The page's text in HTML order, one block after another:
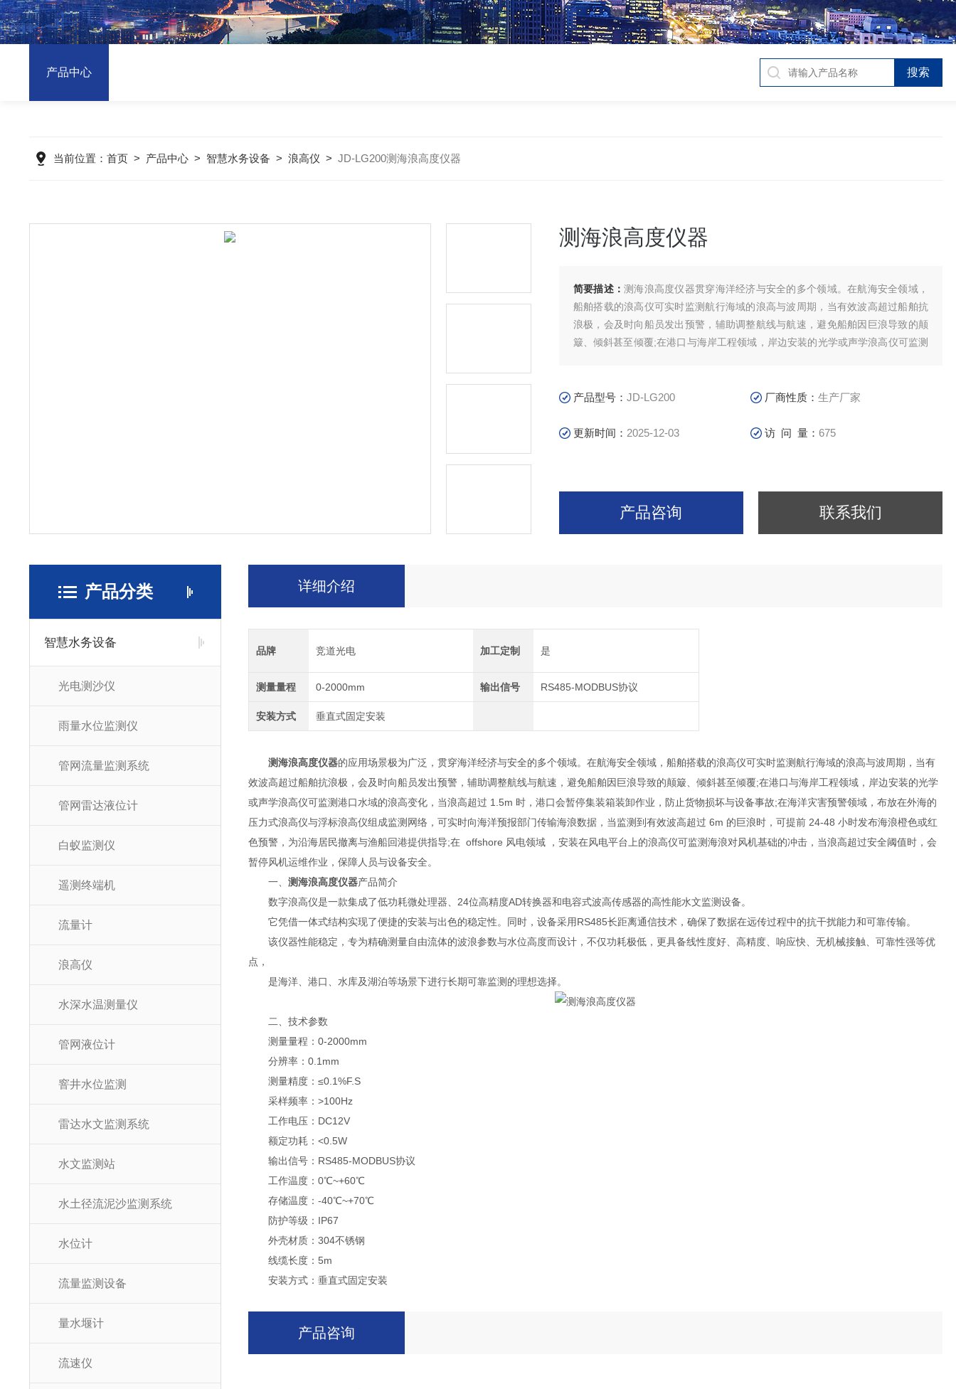
产品中心
当前位置： 首页> 产品中心> 智慧水务设备 > 浪高仪 > JD-LG200测海浪高度仪器
测海浪高度仪器
简要描述：测海浪高度仪器贯穿海洋经济与安全的多个领域。在航海安全领域，
船舶搭载的浪高仪可实时监测航行海域的浪高与波周期，当有效波高超过船舶抗
浪极，会及时向船员发出预警，辅助调整航线与航速，避免船舶因巨浪导致的颠
簸、倾斜甚至倾覆;在港口与海岸工程领域，岸边安装的光学或声学浪高仪可监测
产品型号： JD-LG200 厂商性质：生产厂家
更新时间： 2025-12-03 访 问 量：675
产品咨询 联系我们
产品分类
智慧水务设备
光电测沙仪
雨量水位监测仪
管网流量监测系统
管网雷达液位计
白蚁监测仪
遥测终端机
流量计
浪高仪
水深水温测量仪
管网液位计
窨井水位监测
雷达水文监测系统
水文监测站
水土径流泥沙监测系统
水位计
流量监测设备
量水堰计
流速仪
详细介绍
品牌 竞道光电 加工定制 是
测量量程 0-2000mm 输出信号 RS485-MODBUS协议
安装方式 垂直式固定安装
测海浪高度仪器的应用场景极为广泛，贯穿海洋经济与安全的多个领域。在航海安全领域，船舶搭载的浪高仪可实时监测航行海域的浪高与波周期，当有
效波高超过船舶抗浪极，会及时向船员发出预警，辅助调整航线与航速，避免船舶因巨浪导致的颠簸、倾斜甚至倾覆;在港口与海岸工程领域，岸边安装的光学
或声学浪高仪可监测港口水域的浪高变化，当浪高超过 1.5m 时，港口会暂停集装箱装卸作业，防止货物损坏与设备事故;在海洋灾害预警领域，布放在外海的
压力式浪高仪与浮标浪高仪组成监测网络，可实时向海洋预报部门传输海浪数据，当监测到有效波高超过 6m 的巨浪时，可提前 24-48 小时发布海浪橙色或红
色预警，为沿海居民撤离与渔船回港提供指导;在 offshore 风电领域 ，安装在风电平台上的浪高仪可监测海浪对风机基础的冲击，当浪高超过安全阈值时，会
暂停风机运维作业，保障人员与设备安全。
一、测海浪高度仪器产品简介
数字浪高仪是一款集成了低功耗微处理器、24位高精度AD转换器和电容式波高传感器的高性能水文监测设备。
它凭借一体式结构实现了便捷的安装与出色的稳定性。同时，设备采用RS485长距离通信技术，确保了数据在远传过程中的抗干扰能力和可靠传输。
该仪器性能稳定，专为精确测量自由流体的波浪参数与水位高度而设计，不仅功耗极低，更具备线性度好、高精度、响应快、无机械接触、可靠性强等优
点，
是海洋、港口、水库及湖泊等场景下进行长期可靠监测的理想选择。
二、技术参数
测量量程：0-2000mm
分辨率：0.1mm
测量精度：≤0.1%F.S
采样频率：>100Hz
工作电压：DC12V
额定功耗：<0.5W
输出信号：RS485-MODBUS协议
工作温度：0℃~+60℃
存储温度：-40℃~+70℃
防护等级：IP67
外壳材质：304不锈钢
线缆长度：5m
安装方式：垂直式固定安装
产品咨询